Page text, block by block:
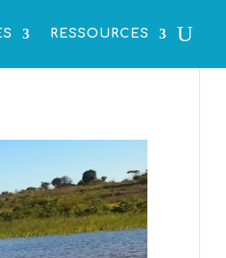
RESSOURCES